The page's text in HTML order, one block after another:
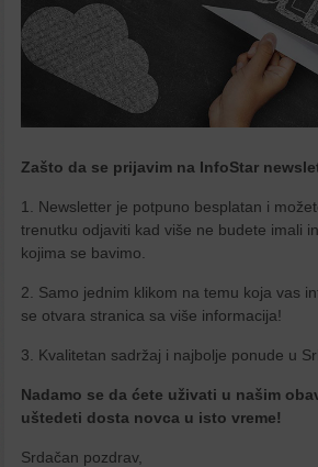
Zašto da se prijavim na InfoStar
1. Newsletter je potpuno besplatan i
trenutku odjaviti kad više ne budete imali
kojima se bavimo.
2. Samo jednim klikom na temu koja vas
se otvara stranica sa više informacija!
3. Kvalitetan sadržaj i najbolje ponude u
Nadamo se da ćete uživati u našim
uštedeti dosta novca u isto vreme!
Srdačan pozdrav,